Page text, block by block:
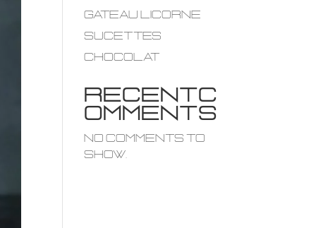
Gateau licorne
Sucettes
Chocolat
R e c e n t C
o m m e n t s
No comments to
show.